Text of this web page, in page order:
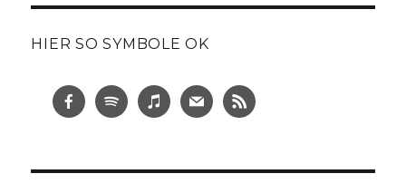
HIER SO SYMBOLE OK